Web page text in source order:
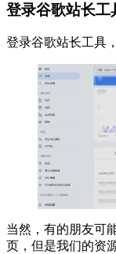
登录谷歌站长工
登录谷歌站长工具
当然，有的朋友可
页，但是我们的资